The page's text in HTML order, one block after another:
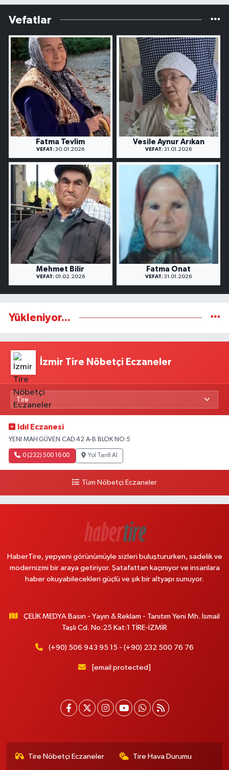
Vefatlar
Fatma Tevlim
VEFAT: 30.01.2026
Vesile Aynur Arıkan
VEFAT: 31.01.2026
Mehmet Bilir
VEFAT:01.02.2026
Fatma Onat
VEFAT: 31.01.2026
Yükleniyor...
İzmir Tire Nöbetçi Eczaneler
Idıl Eczanesi
YENI MAH.GÜVEN CAD.42 A-B BLOK NO:5
0 (232) 500 16 00 Yol Tarifi Al
Tüm Nöbetçi Eczaneler
HaberTire, yepyeni görünümüyle sizleri buluştururken, sadelik ve
modernizmi bir araya getiriyor. Şatafattan kaçınıyor ve insanlara
haber okuyabilecekleri güçlü ve şık bir altyapı sunuyor.
ÇELİK MEDYA Basın - Yayın & Reklam - Tanıtım Yeni Mh. İsmail
Taşlı Cd. No:25 Kat:1 TİRE-İZMİR
(+90) 506 943 95 15 - (+90) 232 500 76 76
[email protected]
Tire Nöbetçi Eczaneler Tire Hava Durumu